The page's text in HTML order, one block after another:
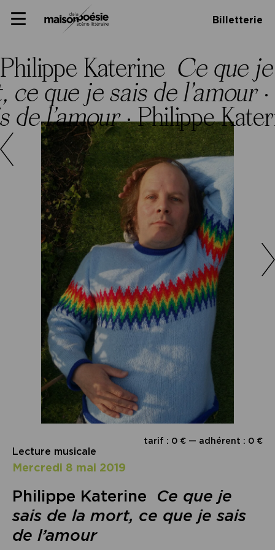
Panneau de gestion des cookies
to
Primary
Billetterie
Philippe Katerine Ce que
que je sais de l’amour·
de l’amour·Philippe
tarif : 0 € — adhérent : 0 €
Lecture musicale
mercredi 8 mai 2019
Philippe Katerine Ce que je
sais de la mort, ce que je sais
de l’amour